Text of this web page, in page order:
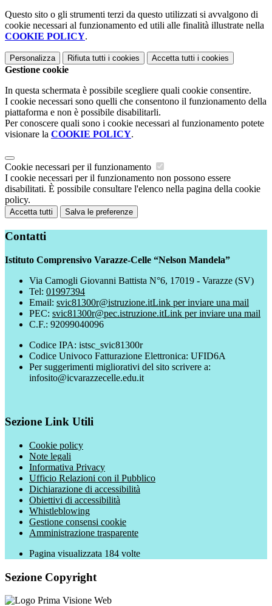
Questo sito o gli strumenti terzi da questo utilizzati si avvalgono di
cookie necessari al funzionamento ed utili alle finalità illustrate nella
COOKIE POLICY.
Personalizza Rifiuta tutti i cookies Accetta tutti i cookies
Gestione cookie
In questa schermata è possibile scegliere quali cookie consentire.
I cookie necessari sono quelli che consentono il funzionamento della
piattaforma e non è possibile disabilitarli.
Per conoscere quali sono i cookie necessari al funzionamento potete
visionare la COOKIE POLICY.
Cookie necessari per il funzionamento
I cookie necessari per il funzionamento non possono essere
disabilitati. È possibile consultare l'elenco nella pagina della cookie
policy.
Accetta tutti Salva le preferenze
Contatti
Istituto Comprensivo Varazze-Celle “Nelson Mandela”
Via Camogli Giovanni Battista N°6, 17019 - Varazze (SV)
Tel: 01997394
Email: svic81300r@istruzione.itLink per inviare una mail
PEC: svic81300r@pec.istruzione.itLink per inviare una mail
C.F.: 92099040096
Codice IPA: istsc_svic81300r
Codice Univoco Fatturazione Elettronica: UFID6A
Per suggerimenti migliorativi del sito scrivere a:
infosito@icvarazzecelle.edu.it
Sezione Link Utili
Cookie policy
Note legali
Informativa Privacy
Ufficio Relazioni con il Pubblico
Dichiarazione di accessibilità
Obiettivi di accessibilità
Whistleblowing
Gestione consensi cookie
Amministrazione trasparente
Pagina visualizzata 184 volte
Sezione Copyright